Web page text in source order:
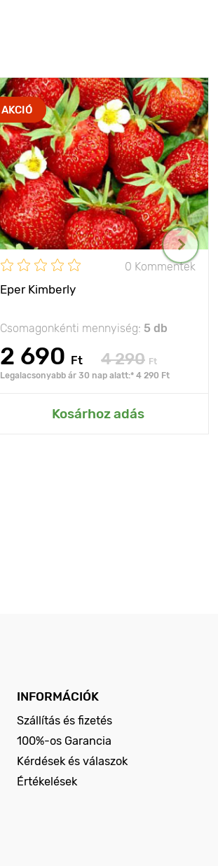
AKCIÓ
0 Kommentek
Eper Kimberly
Csomagonkénti mennyiség: 5 db
2 690 Ft 4 290 Ft
Legalacsonyabb ár 30 nap alatt:* 4 290 Ft
Kosárhoz adás
INFORMÁCIÓK
Szállítás és fizetés
100%-os Garancia
Kérdések és válaszok
Értékelések